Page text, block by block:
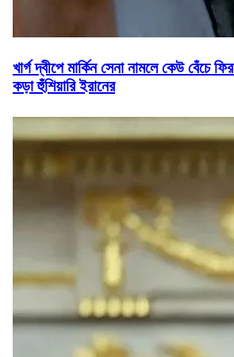
খার্গ দ্বীপে মার্কিন সেনা নামলে কেউ বেঁচে
কড়া হুঁশিয়ারি ইরানের